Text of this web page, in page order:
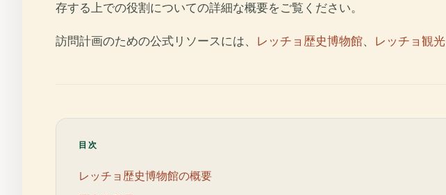
存する上での役割についての詳細な概要をご覧ください。
訪問計画のための公式リソースには、 レッチョ歴史博物館、 レッチョ観光
目次
レッチョ歴史博物館の概要